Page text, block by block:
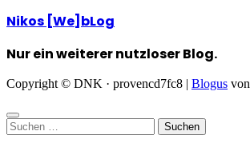
Nikos [We]bLog
Nur ein weiterer nutzloser Blog.
Copyright © DNK · provencd7fc8 | Blogus von
Suchen
nach: